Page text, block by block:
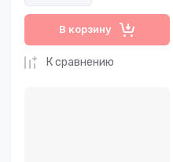
В корзину
К сравнению